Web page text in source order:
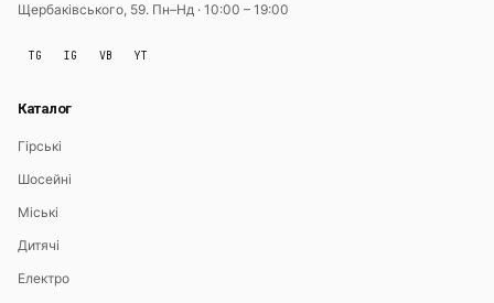
Щербаківського, 59. Пн–Нд · 10:00 – 19:00
TG IG VB YT
Каталог
Гірські
Шосейні
Міські
Дитячі
Електро